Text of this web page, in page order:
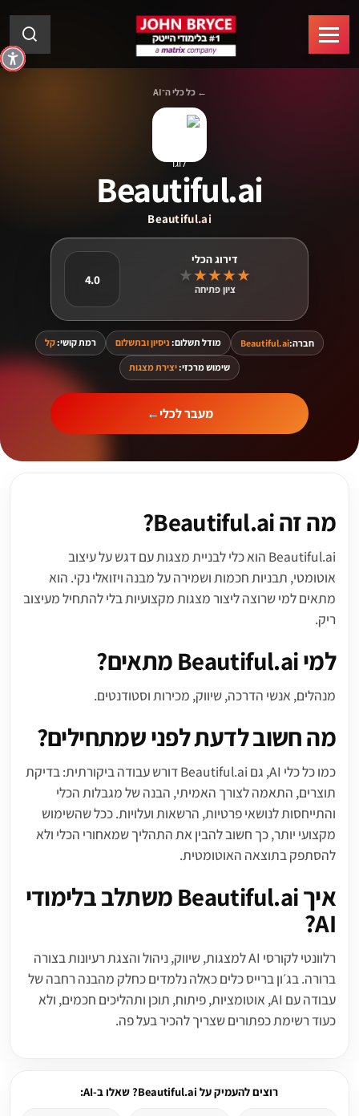
← כל כלי ה־AI
Beautiful.ai
Beautiful.ai
4.0 ★
★
★
★
★
ציון פתיחה
חברה:Beautiful.ai מודל תשלום: ניסיון ובתשלום רמת קושי:קל
שימוש מרכזי:יצירת מצגות
מעבר לכלי←
מה זה Beautiful.ai?
Beautiful.ai הוא כלי לבניית מצגות עם דגש על עיצוב
אוטומטי, תבניות חכמות ושמירה על מבנה ויזואלי נקי. הוא
מתאים למי שרוצה ליצור מצגות מקצועיות בלי להתחיל מעיצוב
ריק.
למי Beautiful.ai מתאים?
מנהלים, אנשי הדרכה, שיווק, מכירות וסטודנטים.
מה חשוב לדעת לפני שמתחילים?
כמו כל כלי AI, גם Beautiful.ai דורש עבודה ביקורתית: בדיקת
תוצרים, התאמה לצורך האמיתי, הבנה של מגבלות הכלי
והתייחסות לנושאי פרטיות, הרשאות ועלויות. ככל שהשימוש
מקצועי יותר, כך חשוב להבין את התהליך שמאחורי הכלי ולא
להסתפק בתוצאה האוטומטית.
איך Beautiful.ai משתלב בלימודי
AI?
רלוונטי לקורסי AI למצגות, שיווק, ניהול והצגת רעיונות בצורה
ברורה. בג׳ון ברייס כלים כאלה נלמדים כחלק מהבנה רחבה של
עבודה עם AI, אוטומציות, פיתוח, תוכן ותהליכים חכמים, ולא
כעוד רשימת כפתורים שצריך להכיר בעל פה.
רוצים להעמיק על Beautiful.ai? שאלו ב-AI: